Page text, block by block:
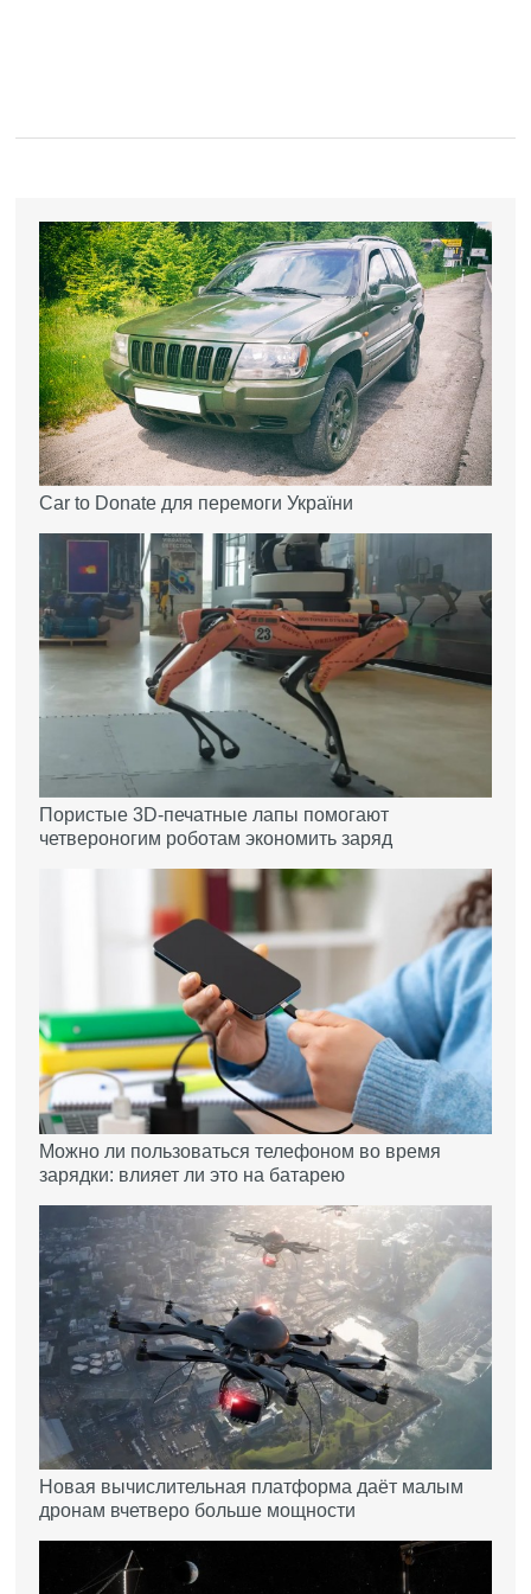
Car to Donate для перемоги України
Пористые 3D-печатные лапы помогают
четвероногим роботам экономить заряд
Можно ли пользоваться телефоном во время
зарядки: влияет ли это на батарею
Новая вычислительная платформа даёт малым
дронам вчетверо больше мощности